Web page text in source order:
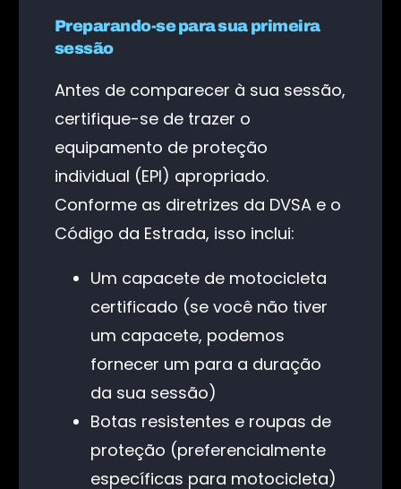
Preparando-se para sua primeira
sessão
Antes de comparecer à sua sessão,
certifique-se de trazer o
equipamento de proteção
individual (EPI) apropriado.
Conforme as diretrizes da DVSA e o
Código da Estrada, isso inclui:
Um capacete de motocicleta
certificado (se você não tiver
um capacete, podemos
fornecer um para a duração
da sua sessão)
Botas resistentes e roupas de
proteção (preferencialmente
específicas para motocicleta)